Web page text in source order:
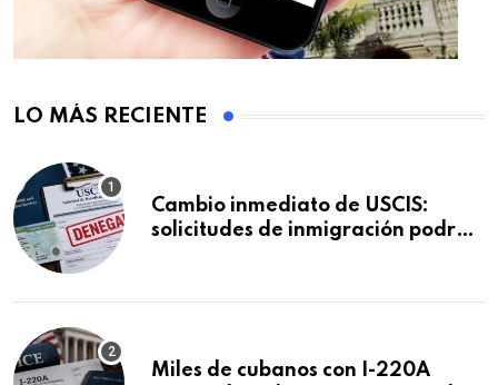
LO MÁS RECIENTE
Cambio inmediato de USCIS:
solicitudes de inmigración podrán
Miles de cubanos con I-220A